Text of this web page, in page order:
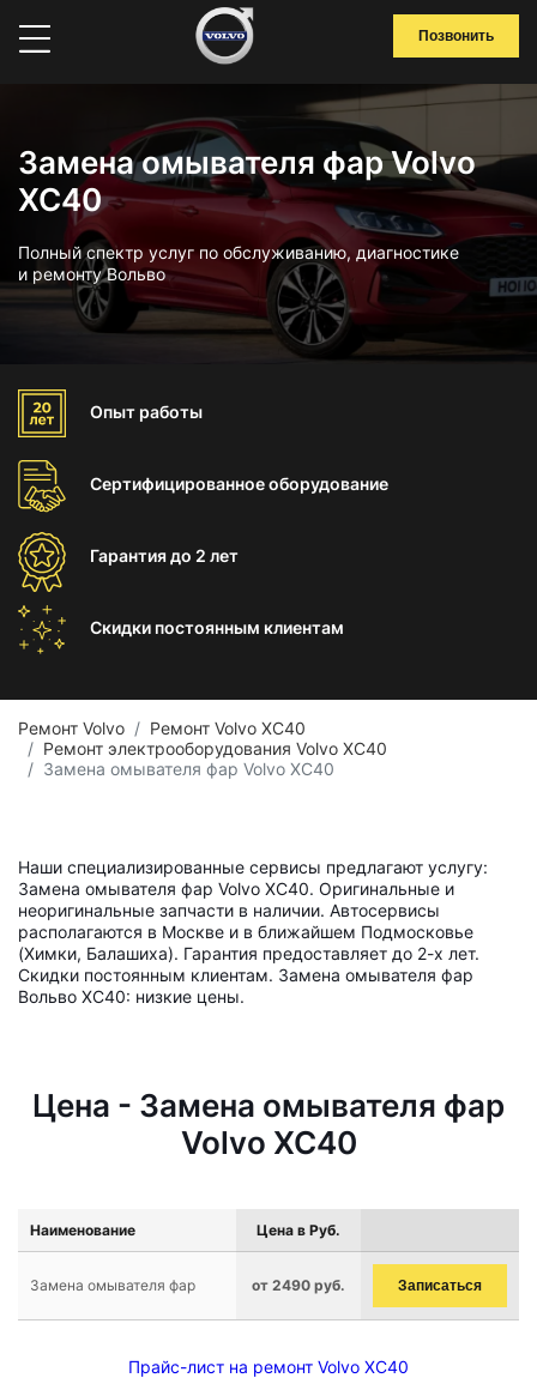
Позвонить
Замена омывателя фар Volvo
XC40
Полный спектр услуг по обслуживанию, диагностике
и ремонту Вольво
Опыт работы
Сертифицированноеоборудование
Гарантиядо 2 лет
Скидки постоянным клиентам
Ремонт Volvo
Ремонт Volvo XC40
Ремонт электрооборудования Volvo XC40
Замена омывателя фар Volvo XC40
Наши специализированные сервисы предлагают услугу:
Замена омывателя фар Volvo XC40. Оригинальные и
неоригинальные запчасти в наличии. Автосервисы
располагаются в Москве и в ближайшем Подмосковье
(Химки, Балашиха). Гарантия предоставляет до 2-х лет.
Скидки постоянным клиентам. Замена омывателя фар
Вольво ХС40: низкие цены.
Цена - Замена омывателя фар
Volvo XC40
Наименование Цена в Руб.
Замена омывателя фар от 2490 руб. Записаться
Прайс-лист на ремонт Volvo XC40